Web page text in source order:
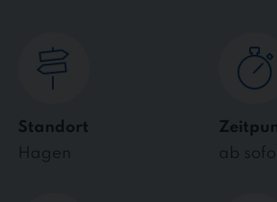
Standort
Hagen
ab